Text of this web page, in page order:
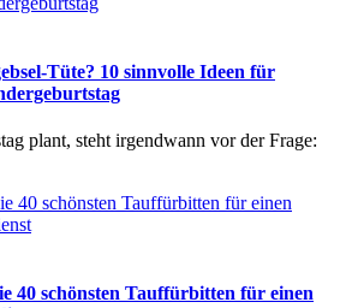
Tüte? 10 sinnvolle Ideen für
plant, steht irgendwann vor der Frage:
40 schönsten Tauffürbitten für einen